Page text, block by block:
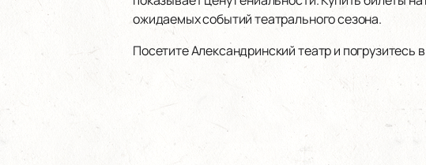
ожидаемых событий театрального сезона.
Посетите Александринский театр и